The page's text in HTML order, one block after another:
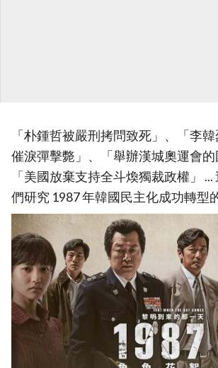
「朴鍾哲被嚴刑拷問致死」、「李
催淚彈擊斃」、「舉辦漢城奧運會的
「美國放棄支持全斗煥獨裁政權」
們研究 1987 年韓國民主化成功轉型